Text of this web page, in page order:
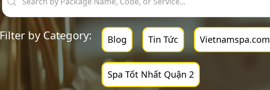
Filter by Category: Blog Tin Tức Vietnamspa.com
Spa Tốt Nhất Quận 2